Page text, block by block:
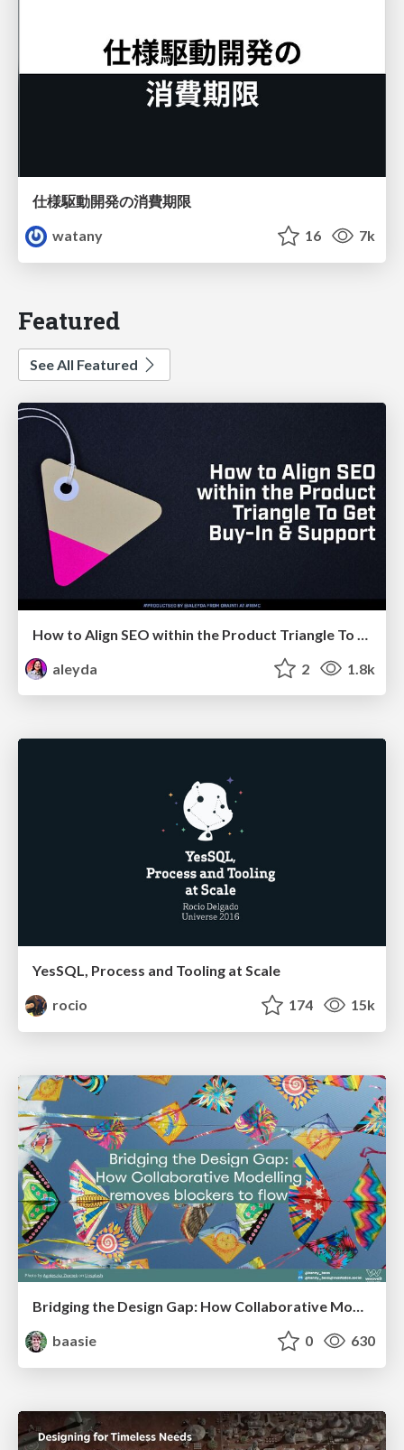
仕様駆動開発の消費期限
watany
16 7k
Featured
See All Featured
aleyda
2 1.8k
YesSQL, Process and Tooling at Scale
rocio
174 15k
Bridging the Design Gap: How Collaborative Modelling removes blockers to flow between stakeholders and teams @FastFlow conf
baasie
0 630